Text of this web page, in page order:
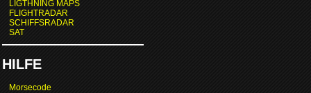
LIGTHNING MAPS
FLIGHTRADAR
SCHIFFSRADAR
SAT
HILFE
Morsecode